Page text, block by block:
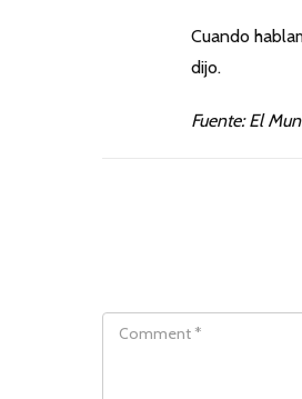
Cuando
dijo.
Fuente: El
COMMENT